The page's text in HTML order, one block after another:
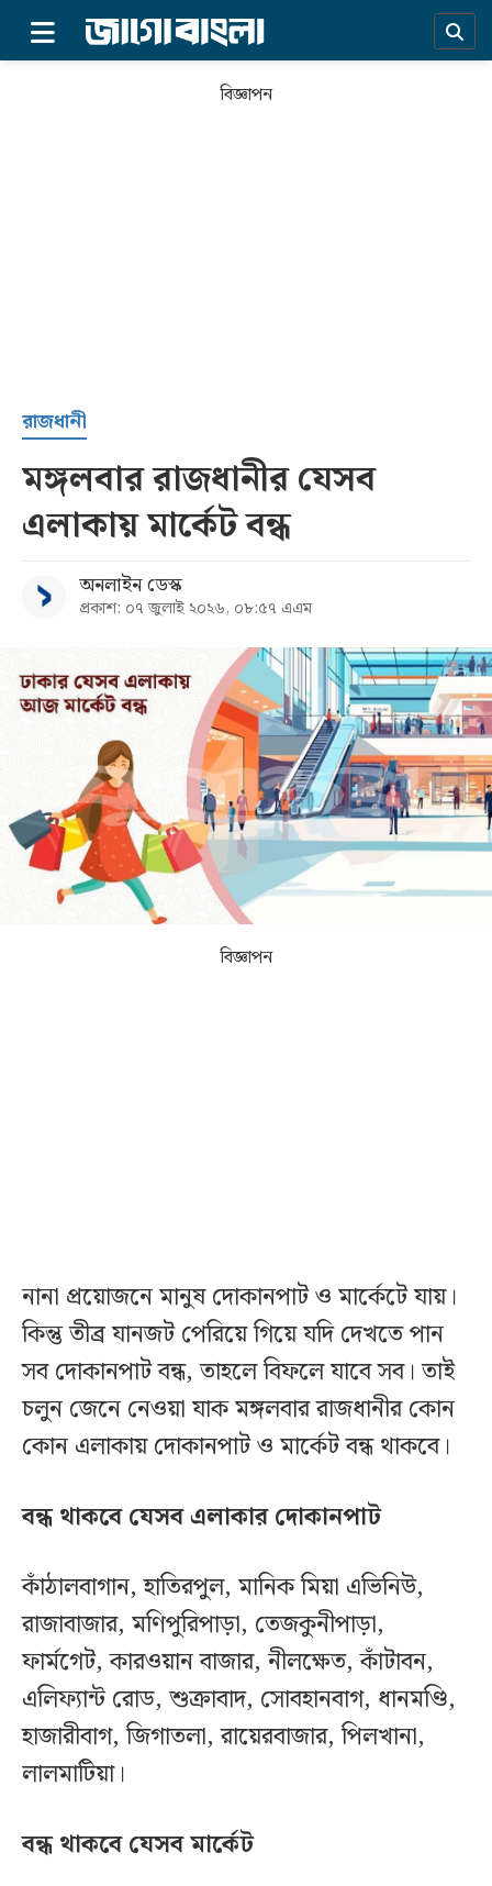
সর্বশেষ
বিভাগ
আর্কাইভ
কনভার্টার
বিজ্ঞাপন
রাজধানী
মঙ্গলবার রাজধানীর যেসব
এলাকায় মার্কেট বন্ধ
অনলাইন ডেস্ক
প্রকাশ: ০৭ জুলাই ২০২৬, ০৮:৫৭ এএম
বিজ্ঞাপন
নানা প্রয়োজনে মানুষ দোকানপাট ও মার্কেটে যায়।
কিন্তু তীব্র যানজট পেরিয়ে গিয়ে যদি দেখতে পান
সব দোকানপাট বন্ধ, তাহলে বিফলে যাবে সব। তাই
চলুন জেনে নেওয়া যাক মঙ্গলবার রাজধানীর কোন
কোন এলাকায় দোকানপাট ও মার্কেট বন্ধ থাকবে।
বন্ধ থাকবে যেসব এলাকার দোকানপাট
কাঁঠালবাগান, হাতিরপুল, মানিক মিয়া এভিনিউ,
রাজাবাজার, মণিপুরিপাড়া, তেজকুনীপাড়া,
ফার্মগেট, কারওয়ান বাজার, নীলক্ষেত, কাঁটাবন,
এলিফ্যান্ট রোড, শুক্রাবাদ, সোবহানবাগ, ধানমণ্ডি,
হাজারীবাগ, জিগাতলা, রায়েরবাজার, পিলখানা,
লালমাটিয়া।
বন্ধ থাকবে যেসব মার্কেট